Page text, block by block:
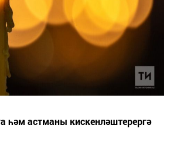
һәм астманы кискенләштерергә